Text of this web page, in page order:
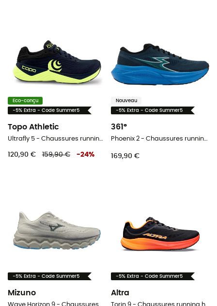
Eco-conçu
-5% Extra - Code Summer5
Topo Athletic
Ultrafly 5 - Chaussures running homme
120,90 € 159,90 € -24%
Nouveau
-5% Extra - Code Summer5
361°
Phoenix 2 - Chaussures running homme
169,90 €
-5% Extra - Code Summer5
Mizuno
-5% Extra - Code Summer5
Altra